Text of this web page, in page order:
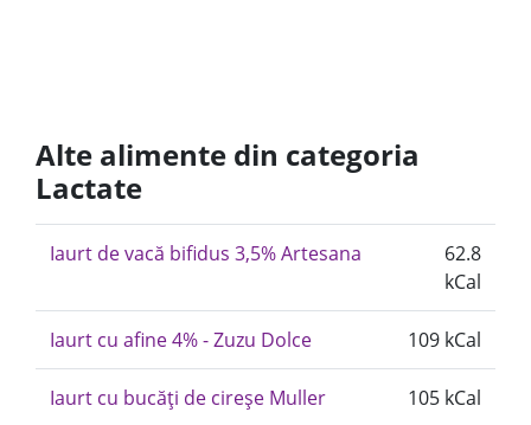
Alte alimente din categoria
Lactate
Iaurt de vacă bifidus 3,5% Artesana
62.8
kCal
Iaurt cu afine 4% - Zuzu Dolce 109 kCal
Iaurt cu bucăți de cireșe Muller 105 kCal